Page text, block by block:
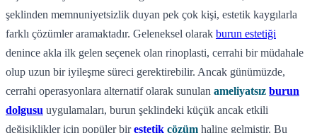
şeklinden memnuniyetsizlik duyan pek çok kişi, estetik kaygılarla
farklı çözümler aramaktadır. Geleneksel olarak burun estetiği
denince akla ilk gelen seçenek olan rinoplasti, cerrahi bir müdahale
olup uzun bir iyileşme süreci gerektirebilir. Ancak günümüzde,
cerrahi operasyonlara alternatif olarak sunulan ameliyatsız burun
dolgusu uygulamaları, burun şeklindeki küçük ancak etkili
değişiklikler için popüler birestetik çözüm haline gelmiştir. Bu